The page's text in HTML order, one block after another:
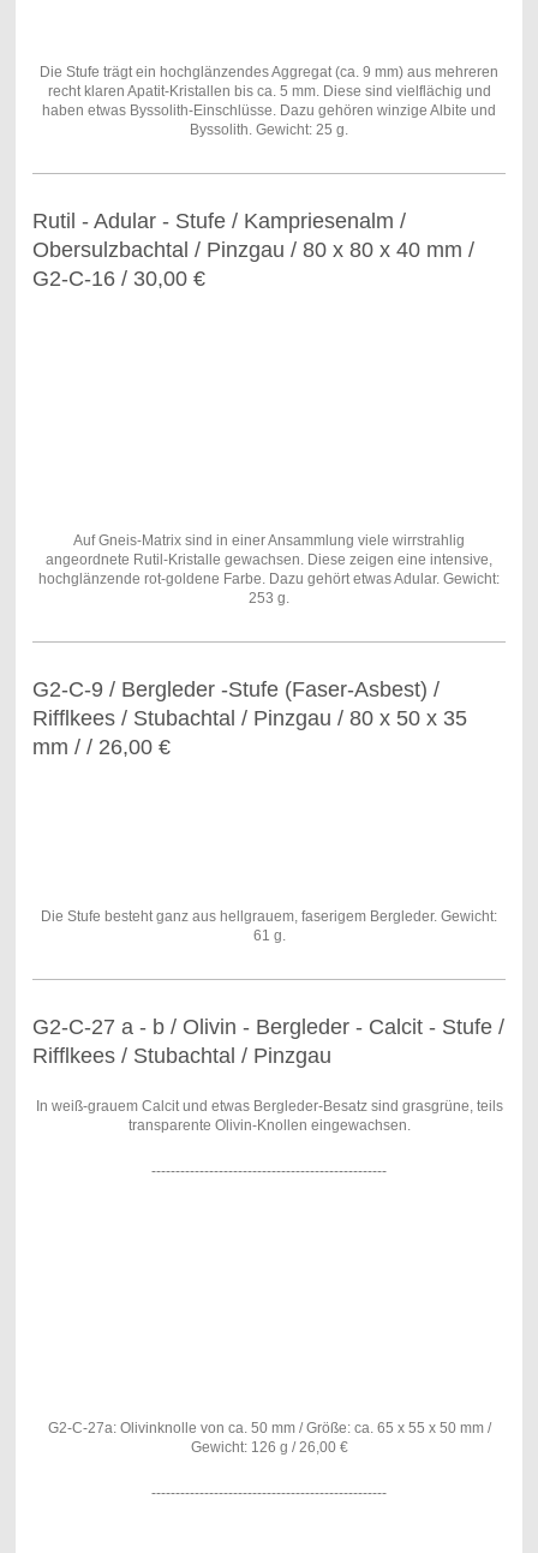
Die Stufe trägt ein hochglänzendes Aggregat (ca. 9 mm) aus mehreren
recht klaren Apatit-Kristallen bis ca. 5 mm. Diese sind vielflächig und
haben etwas Byssolith-Einschlüsse. Dazu gehören winzige Albite und
Byssolith. Gewicht: 25 g.
Rutil - Adular - Stufe / Kampriesenalm /
Obersulzbachtal / Pinzgau / 80 x 80 x 40 mm /
G2-C-16 / 30,00 €
Auf Gneis-Matrix sind in einer Ansammlung viele wirrstrahlig
angeordnete Rutil-Kristalle gewachsen. Diese zeigen eine intensive,
hochglänzende rot-goldene Farbe. Dazu gehört etwas Adular. Gewicht:
253 g.
G2-C-9 / Bergleder -Stufe (Faser-Asbest) /
Rifflkees / Stubachtal / Pinzgau / 80 x 50 x 35
mm / / 26,00 €
Die Stufe besteht ganz aus hellgrauem, faserigem Bergleder. Gewicht:
61 g.
G2-C-27 a - b / Olivin - Bergleder - Calcit - Stufe /
Rifflkees / Stubachtal / Pinzgau
In weiß-grauem Calcit und etwas Bergleder-Besatz sind grasgrüne, teils
transparente Olivin-Knollen eingewachsen.
-------------------------------------------------
G2-C-27a: Olivinknolle von ca. 50 mm / Größe: ca. 65 x 55 x 50 mm /
Gewicht: 126 g / 26,00 €
-------------------------------------------------